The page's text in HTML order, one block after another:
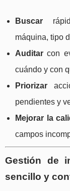
Buscar
máquina, tipo
Auditar con
cuándo y con
Priorizar
pendientes y
Mejorar la
campos
Gestión de
sencillo y